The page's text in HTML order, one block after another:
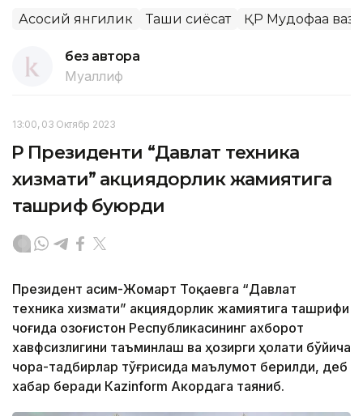
Асосий янгилик Ташқи сиёсат ҚР Мудофаа
без автора
Муаллиф
13:00, 03 Октябр 2023
ҚР Президенти “Давлат техника
хизмати” акциядорлик жамиятига
ташриф буюрди
Президент Қасим-Жомарт Тоқаевга “Давлат
техника хизмати” акциядорлик жамиятига ташрифи
чоғида Қозоғистон Республикасининг ахборот
хавфсизлигини таъминлаш ва ҳозирги ҳолати бўйича
чора-тадбирлар тўғрисида маълумот берилди, деб
хабар беради Каzinform Акордага таяниб.